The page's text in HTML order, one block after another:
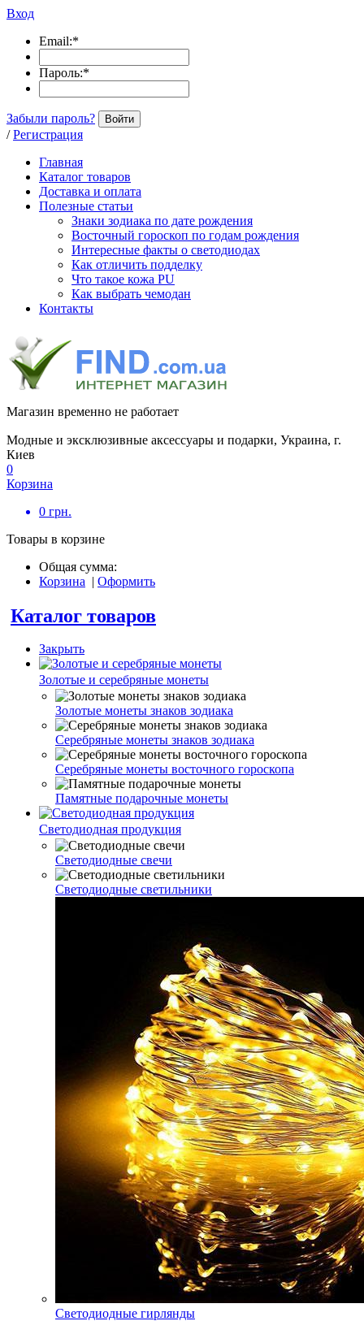
Вход
Email:*
Пароль:*
Забыли пароль? Войти
/ Регистрация
Главная
Каталог товаров
Доставка и оплата
Полезные статьи
Знаки зодиака по дате рождения
Восточный гороскоп по годам рождения
Интересные факты о светодиодах
Как отличить подделку
Что такое кожа PU
Как выбрать чемодан
Контакты
Магазин временно не работает
Модные и эксклюзивные аксессуары и подарки, Украина, г.
Киев
0
Корзина
0 грн.
Товары в корзине
Общая сумма:
Корзина | Оформить
Каталог товаров
Закрыть
Золотые и серебряные монеты
Золотые монеты знаков зодиака
Серебряные монеты знаков зодиака
Серебряные монеты восточного гороскопа
Памятные подарочные монеты
Светодиодная продукция
Светодиодные свечи
Светодиодные светильники
Светодиодные гирлянды